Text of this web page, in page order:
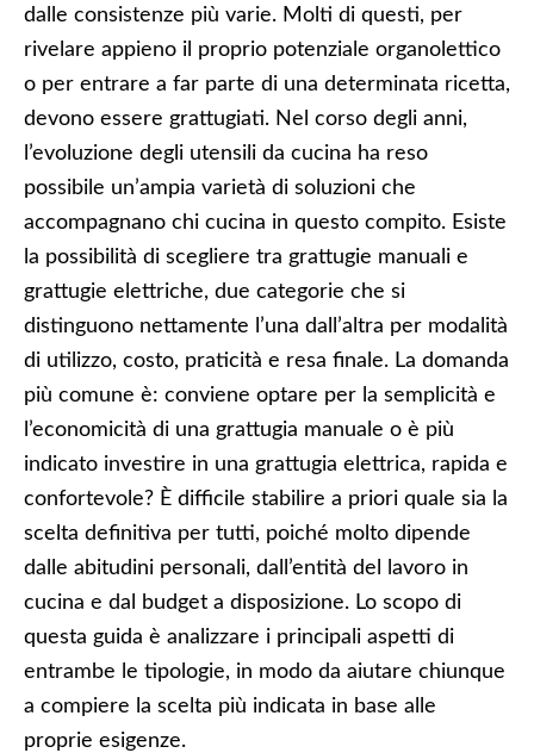
dalle consistenze più varie. Molti di questi, per
rivelare appieno il proprio potenziale organolettico
o per entrare a far parte di una determinata ricetta,
devono essere grattugiati. Nel corso degli anni,
l’evoluzione degli utensili da cucina ha reso
possibile un’ampia varietà di soluzioni che
accompagnano chi cucina in questo compito. Esiste
la possibilità di scegliere tra grattugie manuali e
grattugie elettriche, due categorie che si
distinguono nettamente l’una dall’altra per modalità
di utilizzo, costo, praticità e resa finale. La domanda
più comune è: conviene optare per la semplicità e
l’economicità di una grattugia manuale o è più
indicato investire in una grattugia elettrica, rapida e
confortevole? È difficile stabilire a priori quale sia la
scelta definitiva per tutti, poiché molto dipende
dalle abitudini personali, dall’entità del lavoro in
cucina e dal budget a disposizione. Lo scopo di
questa guida è analizzare i principali aspetti di
entrambe le tipologie, in modo da aiutare chiunque
a compiere la scelta più indicata in base alle
proprie esigenze.